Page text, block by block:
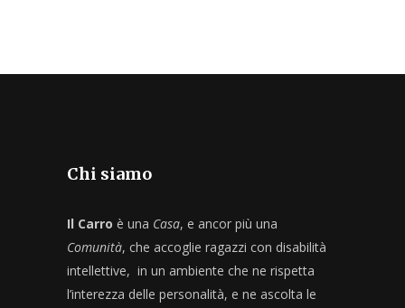
Chi siamo
Il Carro è una Casa, e ancor più una
Comunità, che accoglie ragazzi con disabilità
intellettive, in un ambiente che ne rispetta
l’interezza delle personalità, e ne ascolta le